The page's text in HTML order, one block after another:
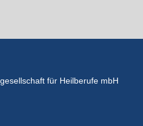
für Heilberufe mbH